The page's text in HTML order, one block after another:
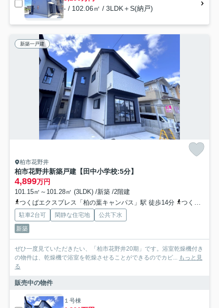
- / 102.06㎡ / 3LDK＋S(納戸)
新築一戸建
柏市花野井
柏市花野井新築戸建【田中小学校:5分】
4,899万円
101.15㎡～101.28㎡ (3LDK) /新築 /2階建
つくばエクスプレス「柏の葉キャンパス」駅 徒歩14分
つくばエクスプレス「柏たなか」駅 徒歩20分
駐車2台可 閑静な住宅地
公共下水
新築
ぜひ一度見ていただきたい、「柏市花野井20期」です。浴室乾燥機付き
の物件は、乾燥機で浴室を乾燥させることができるのでカビ... もっと見
る
販売中の物件
１号棟